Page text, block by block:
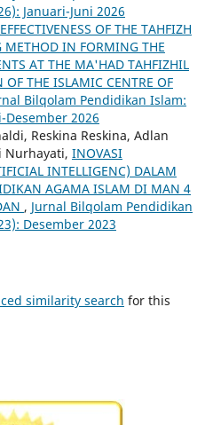
Januari-Juni 2026
EFFECTIVENESS OF THE TAHFIZH
IN FORMING THE
AT THE MA'HAD TAHFIZHIL
THE ISLAMIC CENTRE OF
Bilqolam Pendidikan Islam:
Desember 2026
Reskina Reskina, Adlan
Nurhayati, INOVASI
INTELLIGENC) DALAM
AGAMA ISLAM DI MAN 4
, Jurnal Bilqolam Pendidikan
Desember 2023
similarity search for this